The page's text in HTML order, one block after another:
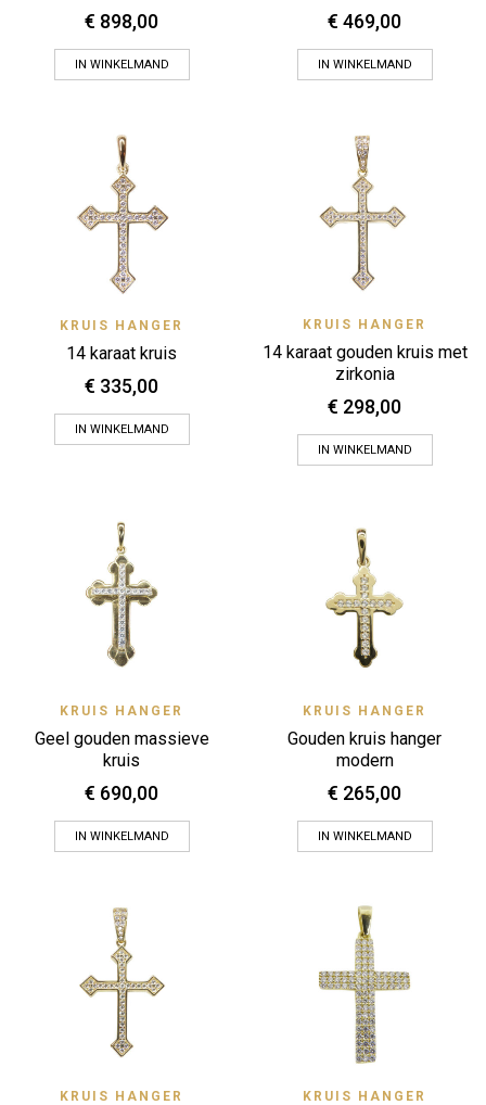
€ 898,00
IN WINKELMAND
€ 469,00
IN WINKELMAND
KRUIS HANGER
14 karaat kruis
€ 335,00
IN WINKELMAND
KRUIS HANGER
14 karaat gouden kruis met
zirkonia
€ 298,00
IN WINKELMAND
KRUIS HANGER
Geel gouden massieve
kruis
€ 690,00
IN WINKELMAND
KRUIS HANGER
Gouden kruis hanger
modern
€ 265,00
IN WINKELMAND
KRUIS HANGER KRUIS HANGER